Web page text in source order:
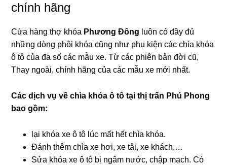
chính hãng
Cửa hàng thợ khóa Phương Đông luôn có đầy đủ
những dòng phôi khóa cũng như phụ kiện các chìa khóa
ô tô của đa số các mẫu xe. Từ các phiên bản đời cũ,
Thay ngoài, chính hãng của các mẫu xe mới nhất.
Các dịch vụ về chìa khóa ô tô tại thị trấn Phú Phong
bao gồm:
lại khóa xe ô tô lúc mất hết chìa khóa.
Đánh thêm chìa xe hơi, xe tải, xe khách,…
Sửa khóa xe ô tô bị ngâm nước, chập mạch. Có